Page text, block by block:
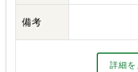
備考
詳細を